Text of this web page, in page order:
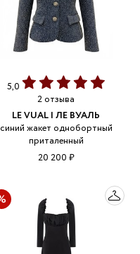
5,0
2 отзыва
LE VUAL | ЛЕ ВУАЛЬ
синий жакет однобортный
приталенный
20 200 ₽